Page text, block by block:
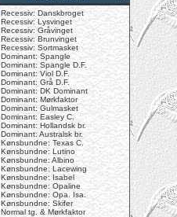
Recessiv: Danskbroget
Recessiv: Lysvinget
Recessiv: Gråvinget
Recessiv: Brunvinget
Recessiv: Sortmasket
Dominant: Spangle
Dominant: Spangle D.F.
Dominant: Viol D.F.
Dominant: Grå D.F.
Dominant: DK Dominant
Dominant: Mørkfaktor
Dominant: Gulmasket
Dominant: Easley C.
Dominant: Hollandsk br.
Dominant: Australsk br.
Kønsbundne: Texas C.
Kønsbundne: Lutino
Kønsbundne: Albino
Kønsbundne: Lacewing
Kønsbundne: Isabel
Kønsbundne: Opaline
Kønsbundne: Opa. Isa.
Kønsbundne: Skifer
Normal tg. & Mørkfaktor